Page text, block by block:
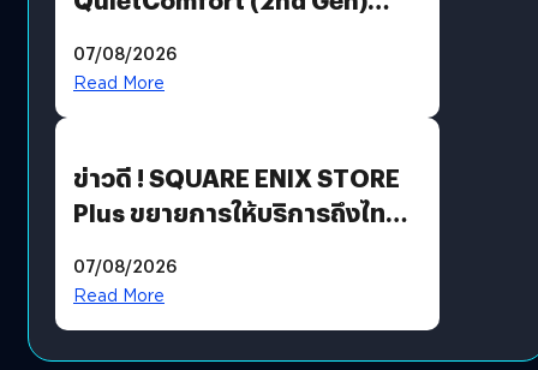
07/08/2026
Read More
ข่าวดี ! SQUARE ENIX STORE
Plus ขยายการให้บริการถึงไทย
โดยตรง
07/08/2026
Read More